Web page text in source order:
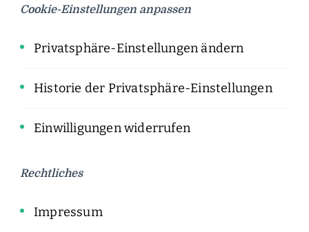
Cookie-Einstellungen anpassen
Privatsphäre-Einstellungen ändern
Historie der Privatsphäre-Einstellungen
Einwilligungen widerrufen
Rechtliches
Impressum